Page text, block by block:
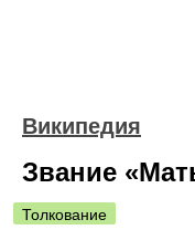
Википедия
Звание
Толкование